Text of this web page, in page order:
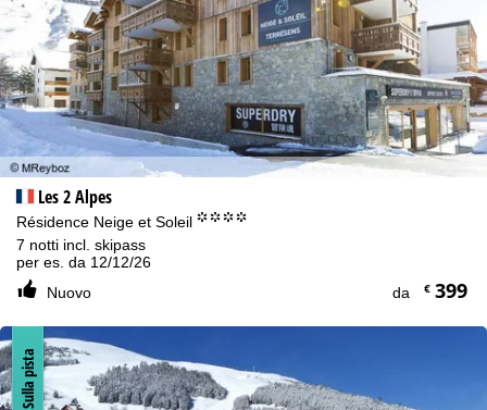
Les 2 Alpes
Résidence Neige et Soleil °°°°
7 notti incl. skipass
per es. da 12/12/26
Nuovo
da €399
Sulla pista